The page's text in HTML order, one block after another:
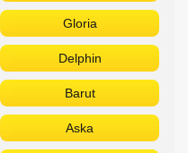
Gloria
Delphin
Barut
Aska